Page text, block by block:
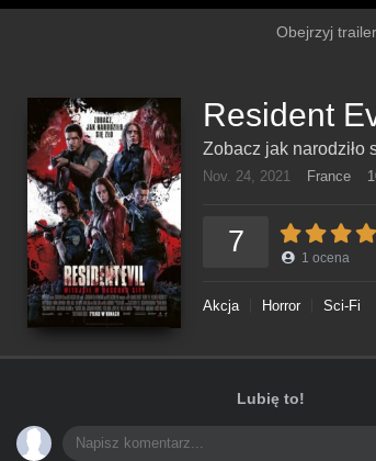
Obejrzyj
Resident
Zobacz jak narodziło
Nov. 24, 2021 France
7 1 ocena
Akcja Horror Sci-Fi
Lubię to!